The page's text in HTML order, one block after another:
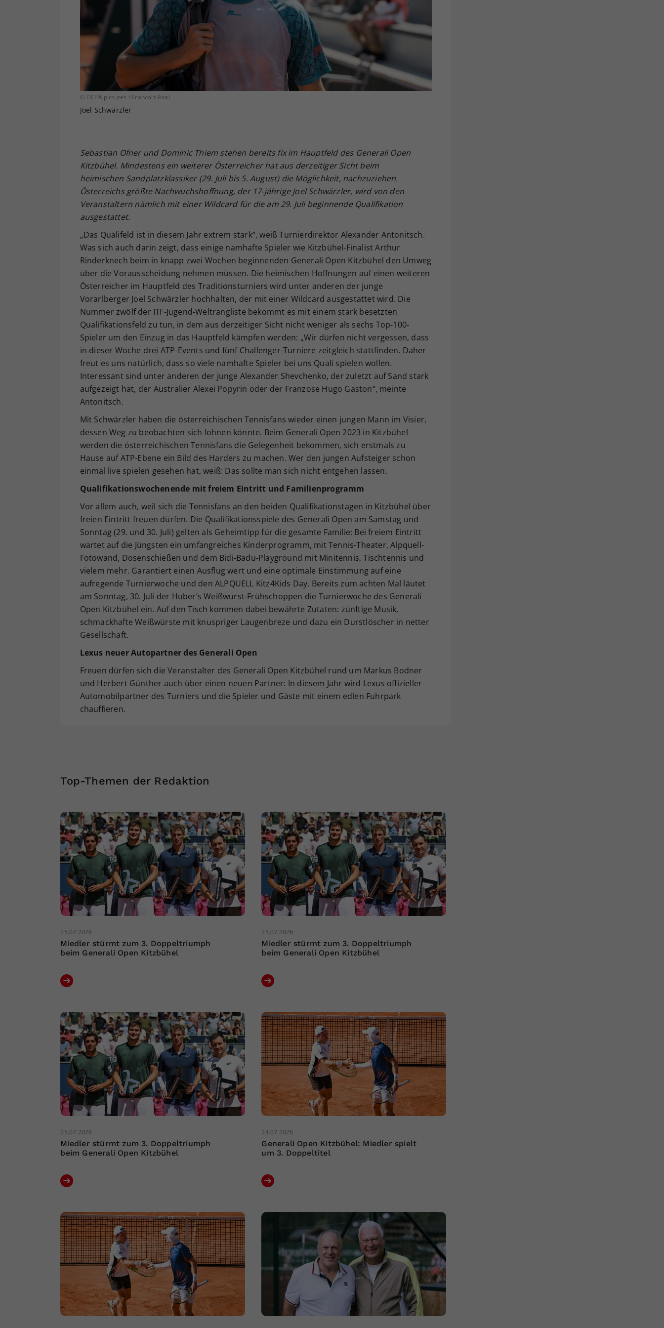
© GEPA pictures / Francois Asal
Joel Schwärzler
Sebastian Ofner und Dominic Thiem stehen bereits fix im Hauptfeld des Generali Open
Kitzbühel. Mindestens ein weiterer Österreicher hat aus derzeitiger Sicht beim
heimischen Sandplatzklassiker (29. Juli bis 5. August) die Möglichkeit, nachzuziehen.
Österreichs größte Nachwuchshoffnung, der 17-jährige Joel Schwärzler, wird von den
Veranstaltern nämlich mit einer Wildcard für die am 29. Juli beginnende Qualifikation
ausgestattet.
„Das Qualifeld ist in diesem Jahr extrem stark“, weiß Turnierdirektor Alexander Antonitsch.
Was sich auch darin zeigt, dass einige namhafte Spieler wie Kitzbühel-Finalist Arthur
Rinderknech beim in knapp zwei Wochen beginnenden Generali Open Kitzbühel den Umweg
über die Vorausscheidung nehmen müssen. Die heimischen Hoffnungen auf einen weiteren
Österreicher im Hauptfeld des Traditionsturniers wird unter anderen der junge
Vorarlberger Joel Schwärzler hochhalten, der mit einer Wildcard ausgestattet wird. Die
Nummer zwölf der ITF-Jugend-Weltrangliste bekommt es mit einem stark besetzten
Qualifikationsfeld zu tun, in dem aus derzeitiger Sicht nicht weniger als sechs Top-100-
Spieler um den Einzug in das Hauptfeld kämpfen werden: „Wir dürfen nicht vergessen, dass
in dieser Woche drei ATP-Events und fünf Challenger-Turniere zeitgleich stattfinden. Daher
freut es uns natürlich, dass so viele namhafte Spieler bei uns Quali spielen wollen.
Interessant sind unter anderen der junge Alexander Shevchenko, der zuletzt auf Sand stark
aufgezeigt hat, der Australier Alexei Popyrin oder der Franzose Hugo Gaston“, meinte
Antonitsch.
Mit Schwärzler haben die österreichischen Tennisfans wieder einen jungen Mann im Visier,
dessen Weg zu beobachten sich lohnen könnte. Beim Generali Open 2023 in Kitzbühel
werden die österreichischen Tennisfans die Gelegenheit bekommen, sich erstmals zu
Hause auf ATP-Ebene ein Bild des Harders zu machen. Wer den jungen Aufsteiger schon
einmal live spielen gesehen hat, weiß: Das sollte man sich nicht entgehen lassen.
Qualifikationswochenende mit freiem Eintritt und Familienprogramm
Vor allem auch, weil sich die Tennisfans an den beiden Qualifikationstagen in Kitzbühel über
freien Eintritt freuen dürfen. Die Qualifikationsspiele des Generali Open am Samstag und
Sonntag (29. und 30. Juli) gelten als Geheimtipp für die gesamte Familie: Bei freiem Eintritt
wartet auf die Jüngsten ein umfangreiches Kinderprogramm, mit Tennis-Theater, Alpquell-
Fotowand, Dosenschießen und dem Bidi-Badu-Playground mit Minitennis, Tischtennis und
vielem mehr. Garantiert einen Ausflug wert und eine optimale Einstimmung auf eine
aufregende Turnierwoche und den ALPQUELL Kitz4Kids Day. Bereits zum achten Mal läutet
am Sonntag, 30. Juli der Huber’s Weißwurst-Frühschoppen die Turnierwoche des Generali
Open Kitzbühel ein. Auf den Tisch kommen dabei bewährte Zutaten: zünftige Musik,
schmackhafte Weißwürste mit knuspriger Laugenbreze und dazu ein Durstlöscher in netter
Gesellschaft.
Lexus neuer Autopartner des Generali Open
Freuen dürfen sich die Veranstalter des Generali Open Kitzbühel rund um Markus Bodner
und Herbert Günther auch über einen neuen Partner: In diesem Jahr wird Lexus offizieller
Automobilpartner des Turniers und die Spieler und Gäste mit einem edlen Fuhrpark
chauffieren.
Top-Themen der Redaktion
25.07.2026
Miedler stürmt zum 3. Doppeltriumph
beim Generali Open Kitzbühel
25.07.2026
Miedler stürmt zum 3. Doppeltriumph
beim Generali Open Kitzbühel
25.07.2026
Miedler stürmt zum 3. Doppeltriumph
beim Generali Open Kitzbühel
24.07.2026
Generali Open Kitzbühel: Miedler spielt
um 3. Doppeltitel
Ihrer vorgenommen Einstellungen, falls der
Webseiten-Betreiber dies eingestellt hat.